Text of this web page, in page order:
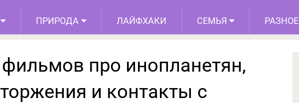
ПРИРОДА ЛАЙФХАКИ СЕМЬЯ РАЗНОЕ
про инопланетян,
и контакты с